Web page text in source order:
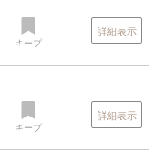
キープ
詳細表示
キープ
詳細表示